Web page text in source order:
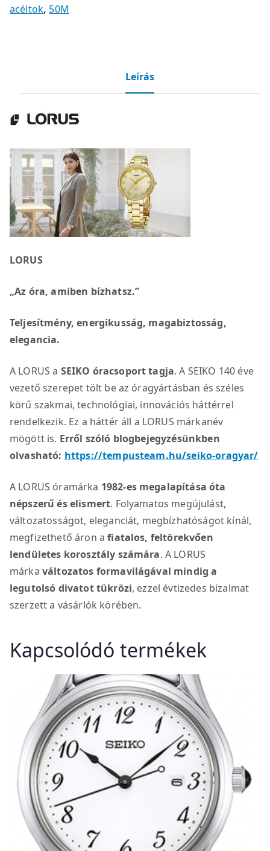
acéltok, 50M
Leírás
LORUS
„Az óra, amiben bízhatsz.”
Teljesítmény, energikusság, magabiztosság,
elegancia.
A LORUS a SEIKO óracsoport tagja. A SEIKO 140 éve
vezető szerepet tölt be az óragyártásban és széles
körű szakmai, technológiai, innovációs háttérrel
rendelkezik. Ez a háttér áll a LORUS márkanév
mögött is. Erről szóló blogbejegyzésünkben
olvasható: https://tempusteam.hu/seiko-oragyar/
A LORUS óramárka 1982-es megalapítása óta
népszerű és elismert. Folyamatos megújulást,
változatosságot, eleganciát, megbízhatóságot kínál,
megfizethető áron afiatalos, feltörekvően
lendületes korosztály számára. A LORUS
márka változatos formavilágával mindig a
legutolsó divatot tükrözi, ezzel évtizedes bizalmat
szerzett a vásárlók körében.
Kapcsolódó termékek